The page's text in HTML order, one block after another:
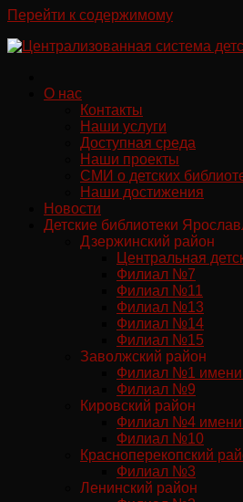
Перейти к содержимому
О нас
Контакты
Наши услуги
Доступная среда
Наши проекты
СМИ о детских
Наши достижения
Новости
Детские библиотеки
Дзержинский район
Центральная
Филиал №7
Филиал №11
Филиал №13
Филиал №14
Филиал №15
Заволжский район
Филиал №1 имени
Филиал №9
Кировский район
Филиал №4
Филиал №10
Красноперекопский
Филиал №3
Ленинский район